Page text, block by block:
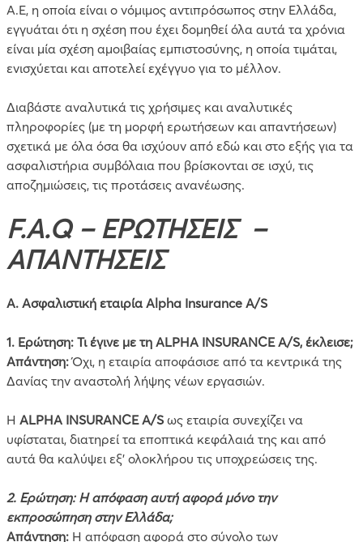
Α.Ε, η οποία είναι ο νόμιμος αντιπρόσωπος στην Ελλάδα,
εγγυάται ότι η σχέση που έχει δομηθεί όλα αυτά τα χρόνια
είναι μία σχέση αμοιβαίας εμπιστοσύνης, η οποία τιμάται,
ενισχύεται και αποτελεί εχέγγυο για το μέλλον.
Διαβάστε αναλυτικά τις χρήσιμες και αναλυτικές
πληροφορίες (με τη μορφή ερωτήσεων και απαντήσεων)
σχετικά με όλα όσα θα ισχύουν από εδώ και στο εξής για τα
ασφαλιστήρια συμβόλαια που βρίσκονται σε ισχύ, τις
αποζημιώσεις, τις προτάσεις ανανέωσης.
F.A.Q– ΕΡΩΤΗΣΕΙΣ –
ΑΠΑΝΤΗΣΕΙΣ
Α. Ασφαλιστική εταιρία Alpha Insurance A/S
1. Ερώτηση: Τι έγινε με τη ALPHA INSURANCE A/S, έκλεισε;
Απάντηση:Όχι, η εταιρία αποφάσισε από τα κεντρικά της
Δανίας την αναστολή λήψης νέων εργασιών.
Η ALPHA INSURANCE A/S ως εταιρία συνεχίζει να
υφίσταται, διατηρεί τα εποπτικά κεφάλαιά της και από
αυτά θα καλύψει εξ’ ολοκλήρου τις υποχρεώσεις της.
2. Ερώτηση: Η απόφαση αυτή αφορά μόνο την
εκπροσώπηση στην Ελλάδα;
Απάντηση: Η απόφαση αφορά στο σύνολο των